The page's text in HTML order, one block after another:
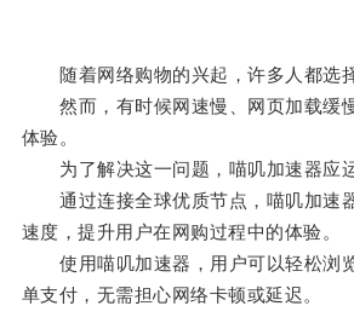
随着网络购物的兴起，许多人都选择
然而，有时候网速慢、网页加载缓
体验。
为了解决这一问题，喵叽加速器应运
通过连接全球优质节点，喵叽加速
速度，提升用户在网购过程中的体验。
使用喵叽加速器，用户可以轻松浏
单支付，无需担心网络卡顿或延迟。